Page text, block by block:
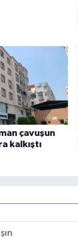
çavuşun
kalkıştı